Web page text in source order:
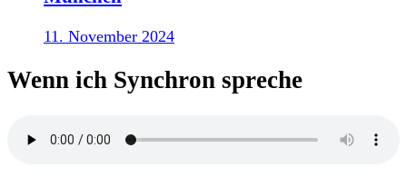
11. November 2024
Wenn ich Synchron spreche